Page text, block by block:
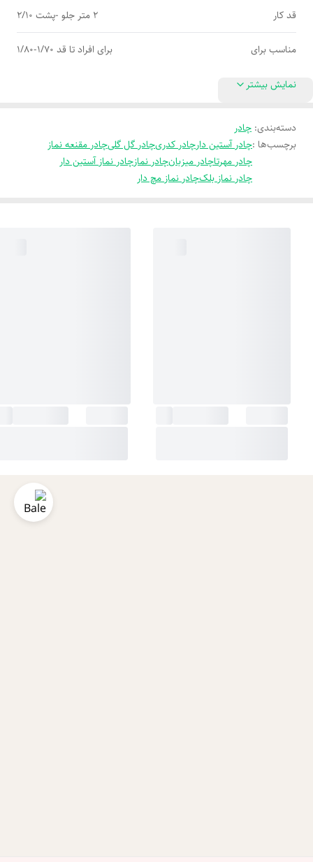
قد کار 2 متر جلو -پشت 2/10
مناسب برای برای افراد تا قد 1/70-1/80
نمایش بیشتر
دسته‌بندی: چادر
برچسب‌ها :چادر آستین دارچادر کدریچادر گل گلیچادر مقنعه نماز
چادر مهرتاچادر میزبانچادر نمازچادر نماز آستین دار
چادر نماز بلکچادر نماز مچ دار